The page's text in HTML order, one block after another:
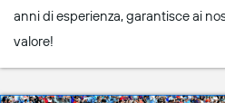
anni di esperienza, garantisce ai
valore!